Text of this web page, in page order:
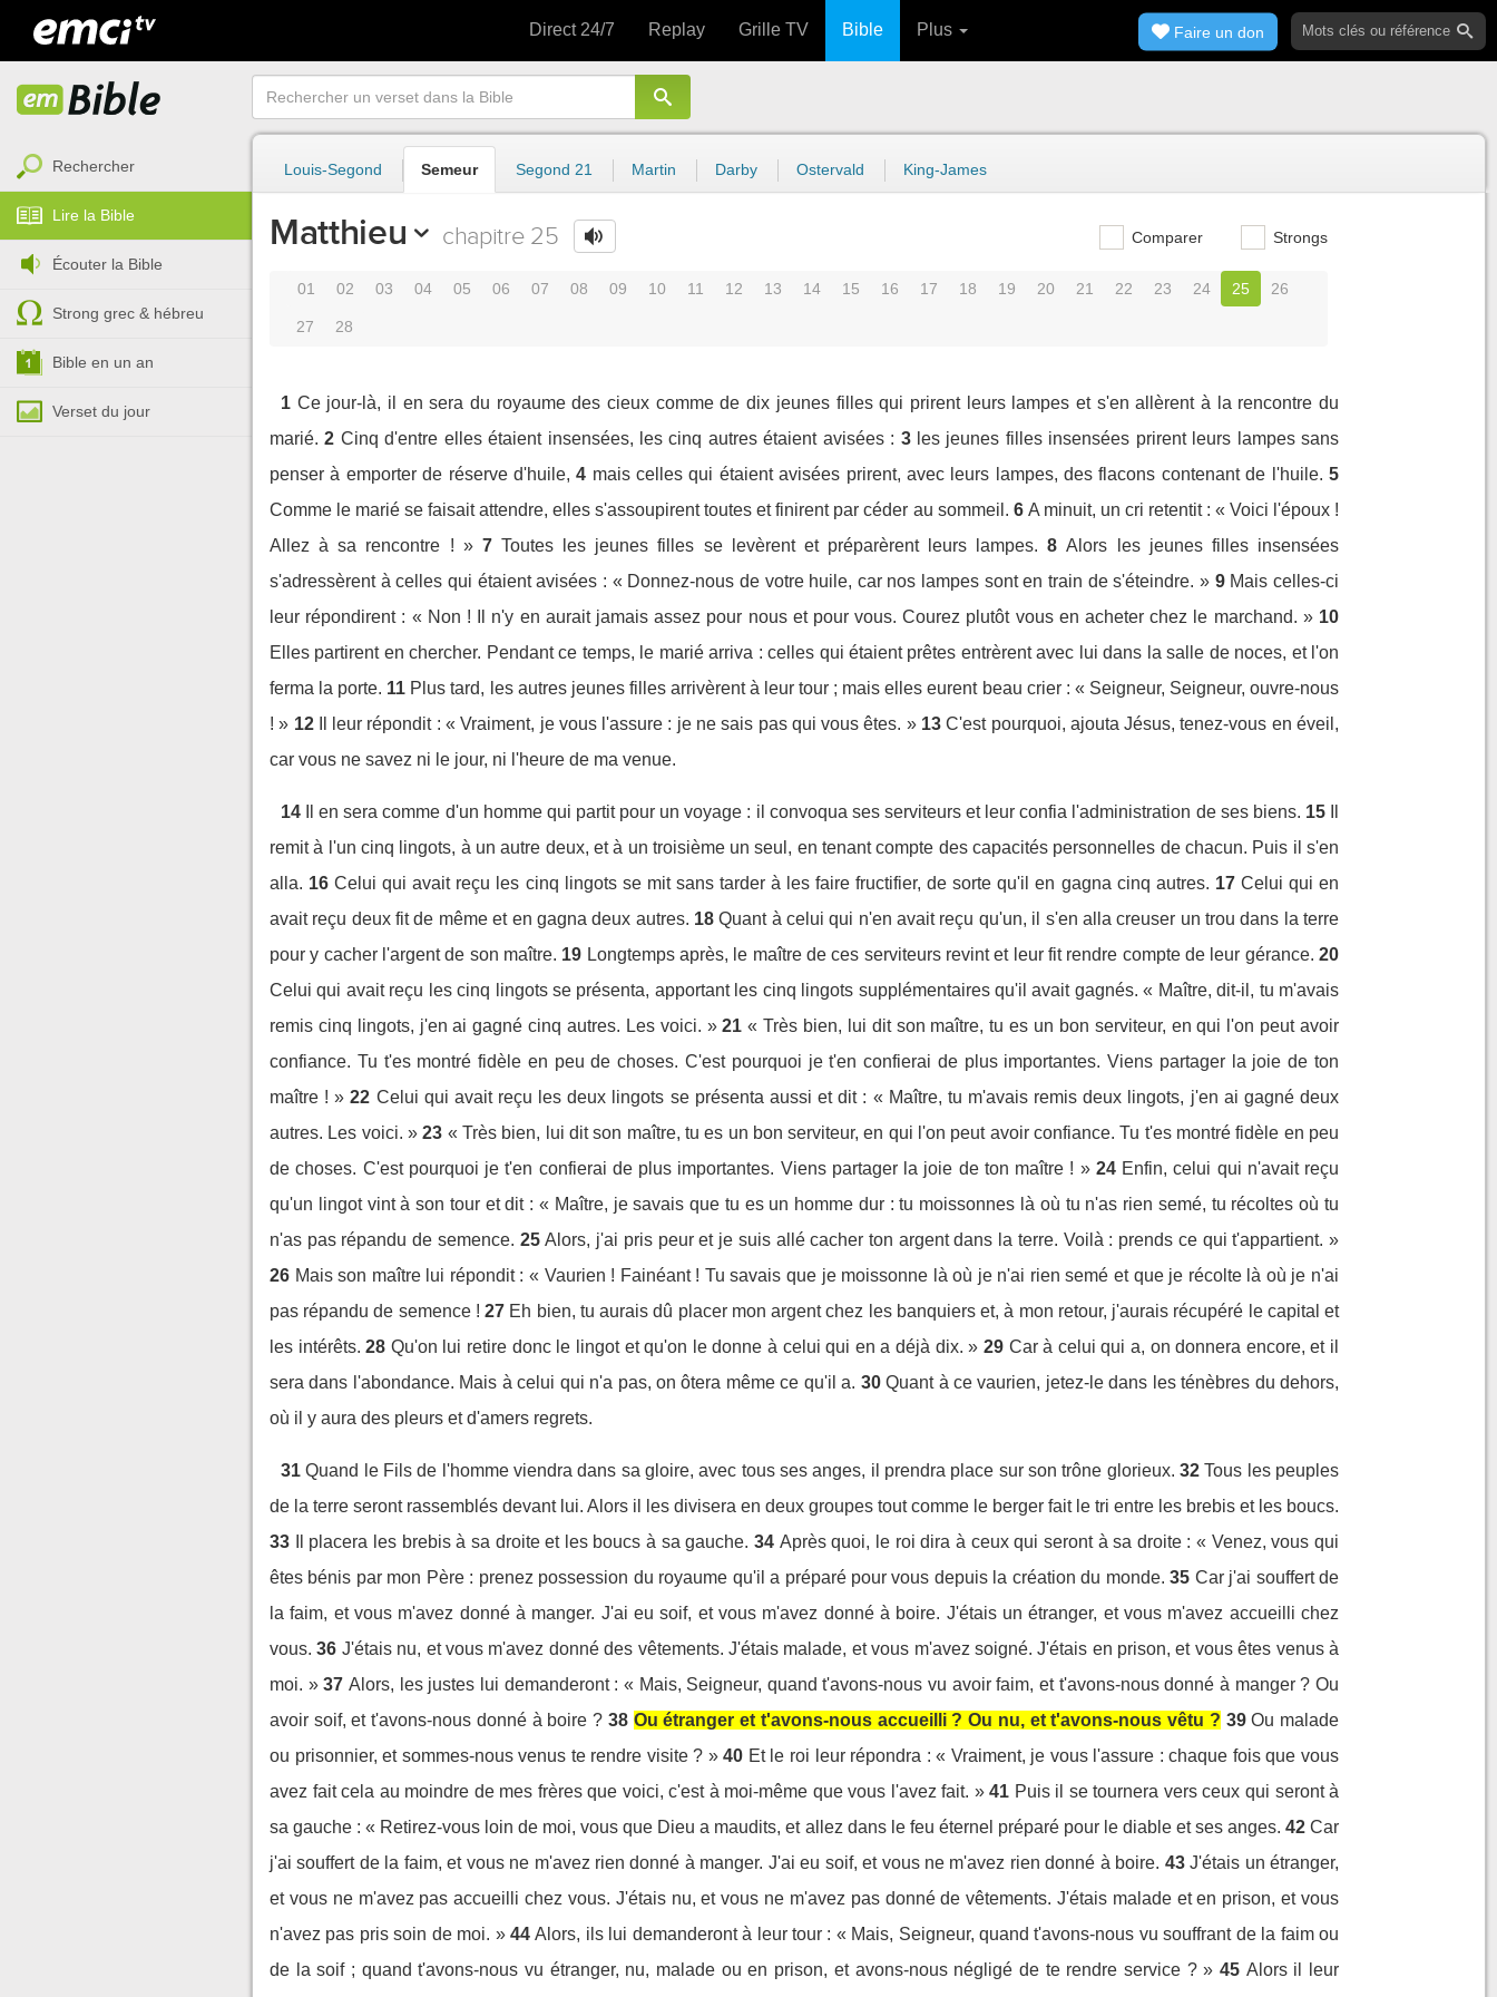
Direct 24/7 Replay Grille TV Bible Plus Faire un don
Rechercher
Lire la Bible
Écouter la Bible
Strong grec & hébreu
Bible en un an
Verset du jour
Louis-Segond Semeur Segond 21 Martin Darby Ostervald King-James
Matthieu chapitre 25 Comparer Strongs
01 02 03 04 05 06 07 08 09 10 11 12 13 14 15 16 17 18 19 20 21 22 23 24 25 26
27 28
1 Ce jour-là, il en sera du royaume des cieux comme de dix jeunes filles qui prirent leurs lampes et s'en allèrent à la rencontre du
marié. 2 Cinq d'entre elles étaient insensées, les cinq autres étaient avisées : 3 les jeunes filles insensées prirent leurs lampes sans
penser à emporter de réserve d'huile, 4 mais celles qui étaient avisées prirent, avec leurs lampes, des flacons contenant de l'huile. 5
Comme le marié se faisait attendre, elles s'assoupirent toutes et finirent par céder au sommeil. 6 A minuit, un cri retentit : « Voici l'époux !
Allez à sa rencontre ! » 7 Toutes les jeunes filles se levèrent et préparèrent leurs lampes. 8 Alors les jeunes filles insensées
s'adressèrent à celles qui étaient avisées : « Donnez-nous de votre huile, car nos lampes sont en train de s'éteindre. » 9 Mais celles-ci
leur répondirent : « Non ! Il n'y en aurait jamais assez pour nous et pour vous. Courez plutôt vous en acheter chez le marchand. » 10
Elles partirent en chercher. Pendant ce temps, le marié arriva : celles qui étaient prêtes entrèrent avec lui dans la salle de noces, et l'on
ferma la porte. 11 Plus tard, les autres jeunes filles arrivèrent à leur tour ; mais elles eurent beau crier : « Seigneur, Seigneur, ouvre-nous
! » 12 Il leur répondit : « Vraiment, je vous l'assure : je ne sais pas qui vous êtes. » 13 C'est pourquoi, ajouta Jésus, tenez-vous en éveil,
car vous ne savez ni le jour, ni l'heure de ma venue.
14 Il en sera comme d'un homme qui partit pour un voyage : il convoqua ses serviteurs et leur confia l'administration de ses biens. 15
remit à l'un cinq lingots, à un autre deux, et à un troisième un seul, en tenant compte des capacités personnelles de chacun. Puis il s'en
alla. 16 Celui qui avait reçu les cinq lingots se mit sans tarder à les faire fructifier, de sorte qu'il en gagna cinq autres. 17 Celui qui en
avait reçu deux fit de même et en gagna deux autres. 18 Quant à celui qui n'en avait reçu qu'un, il s'en alla creuser un trou dans la terre
pour y cacher l'argent de son maître. 19 Longtemps après, le maître de ces serviteurs revint et leur fit rendre compte de leur gérance. 20
Celui qui avait reçu les cinq lingots se présenta, apportant les cinq lingots supplémentaires qu'il avait gagnés. « Maître, dit-il, tu m'avais
remis cinq lingots, j'en ai gagné cinq autres. Les voici. » 21 « Très bien, lui dit son maître, tu es un bon serviteur, en qui l'on peut avoir
confiance. Tu t'es montré fidèle en peu de choses. C'est pourquoi je t'en confierai de plus importantes. Viens partager la joie de ton
maître ! » 22 Celui qui avait reçu les deux lingots se présenta aussi et dit : « Maître, tu m'avais remis deux lingots, j'en ai gagné deux
autres. Les voici. » 23 « Très bien, lui dit son maître, tu es un bon serviteur, en qui l'on peut avoir confiance. Tu t'es montré fidèle en peu
de choses. C'est pourquoi je t'en confierai de plus importantes. Viens partager la joie de ton maître ! » 24 Enfin, celui qui n'avait reçu
qu'un lingot vint à son tour et dit : « Maître, je savais que tu es un homme dur : tu moissonnes là où tu n'as rien semé, tu récoltes où tu
n'as pas répandu de semence. 25 Alors, j'ai pris peur et je suis allé cacher ton argent dans la terre. Voilà : prends ce qui t'appartient. »
26 Mais son maître lui répondit : « Vaurien ! Fainéant ! Tu savais que je moissonne là où je n'ai rien semé et que je récolte là où je n'ai
pas répandu de semence ! 27 Eh bien, tu aurais dû placer mon argent chez les banquiers et, à mon retour, j'aurais récupéré le capital et
les intérêts. 28 Qu'on lui retire donc le lingot et qu'on le donne à celui qui en a déjà dix. » 29 Car à celui qui a, on donnera encore, et il
sera dans l'abondance. Mais à celui qui n'a pas, on ôtera même ce qu'il a. 30 Quant à ce vaurien, jetez-le dans les ténèbres du dehors,
où il y aura des pleurs et d'amers regrets.
31 Quand le Fils de l'homme viendra dans sa gloire, avec tous ses anges, il prendra place sur son trône glorieux. 32 Tous les peuples
de la terre seront rassemblés devant lui. Alors il les divisera en deux groupes tout comme le berger fait le tri entre les brebis et les boucs.
33
Il placera les brebis à sa droite et les boucs à sa gauche. 34 Après quoi, le roi dira à ceux qui seront à sa droite : « Venez, vous qui
êtes bénis par mon Père : prenez possession du royaume qu'il a préparé pour vous depuis la création du monde. 35 Car j'ai souffert de
la faim, et vous m'avez donné à manger. J'ai eu soif, et vous m'avez donné à boire. J'étais un étranger, et vous m'avez accueilli chez
vous. 36 J'étais nu, et vous m'avez donné des vêtements. J'étais malade, et vous m'avez soigné. J'étais en prison, et vous êtes venus à
moi. » 37 Alors, les justes lui demanderont : « Mais, Seigneur, quand t'avons-nous vu avoir faim, et t'avons-nous donné à manger ? Ou
avoir soif, et t'avons-nous donné à boire ? 38 Ou étranger et t'avons-nous accueilli ? Ou nu, et t'avons-nous vêtu ? 39 Ou malade
ou prisonnier, et sommes-nous venus te rendre visite ? » 40 Et le roi leur répondra : « Vraiment, je vous l'assure : chaque fois que vous
avez fait cela au moindre de mes frères que voici, c'est à moi-même que vous l'avez fait. » 41 Puis il se tournera vers ceux qui seront à
sa gauche : « Retirez-vous loin de moi, vous que Dieu a maudits, et allez dans le feu éternel préparé pour le diable et ses anges. 42 Car
j'ai souffert de la faim, et vous ne m'avez rien donné à manger. J'ai eu soif, et vous ne m'avez rien donné à boire. 43 J'étais un étranger,
et vous ne m'avez pas accueilli chez vous. J'étais nu, et vous ne m'avez pas donné de vêtements. J'étais malade et en prison, et vous
n'avez pas pris soin de moi. » 44 Alors, ils lui demanderont à leur tour : « Mais, Seigneur, quand t'avons-nous vu souffrant de la faim ou
de la soif ; quand t'avons-nous vu étranger, nu, malade ou en prison, et avons-nous négligé de te rendre service ? » 45 Alors il leur